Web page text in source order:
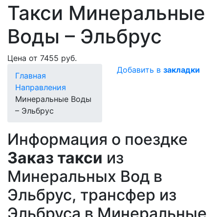
Такси Минеральные
Воды – Эльбрус
Цена от 7455 руб.
Главная
Направления
Минеральные Воды
– Эльбрус
Добавить в закладки
Информация о поездке
Заказ такси из
Минеральных Вод в
Эльбрус, трансфер из
Эльбруса в Минеральные